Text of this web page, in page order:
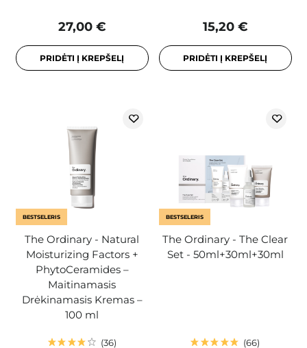
27,00 €
PRIDĖTI Į KREPŠELĮ
15,20 €
PRIDĖTI Į KREPŠELĮ
BESTSELERIS
The Ordinary - Natural
Moisturizing Factors +
PhytoCeramides –
Maitinamasis
Drėkinamasis Kremas –
100 ml
36
BESTSELERIS
The Ordinary - The Clear
Set - 50ml+30ml+30ml
66